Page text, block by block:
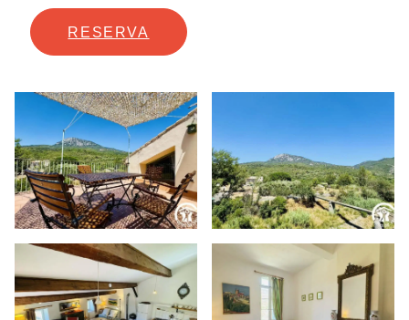
RESERVA